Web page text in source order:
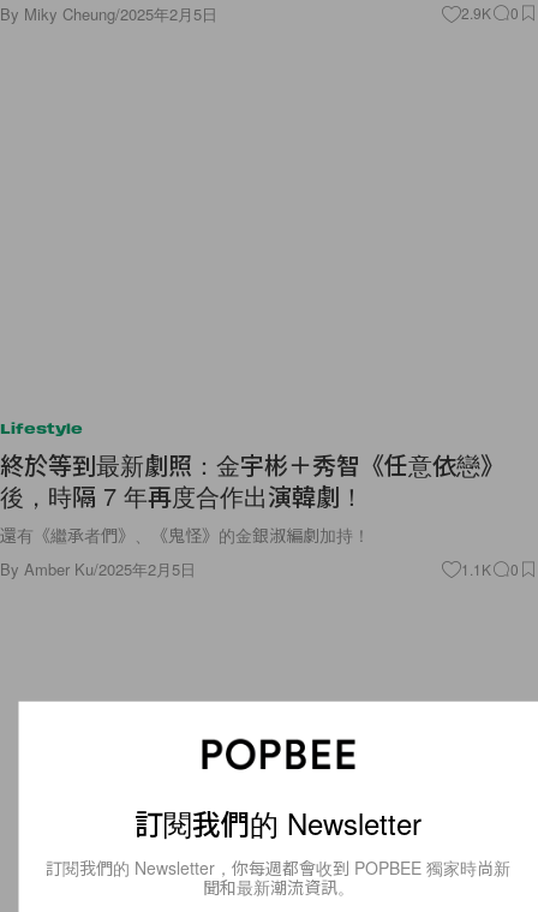
By Miky Cheung/2025年2月5日 2.9K 0
Lifestyle
終於等到最新劇照：金宇彬＋秀智《任意依戀》
後，時隔 7 年再度合作出演韓劇！
還有《繼承者們》、《鬼怪》的金銀淑編劇加持！
By Amber Ku/2025年2月5日 1.1K 0
訂閱我們的 Newsletter
訂閱我們的 Newsletter，你每週都會收到 POPBEE 獨家時尚新
聞和最新潮流資訊。